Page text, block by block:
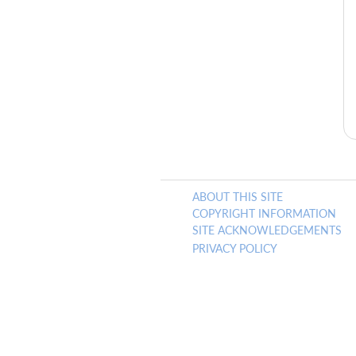
ABOUT THIS SITE
COPYRIGHT INFORMATION
SITE ACKNOWLEDGEMENTS
PRIVACY POLICY